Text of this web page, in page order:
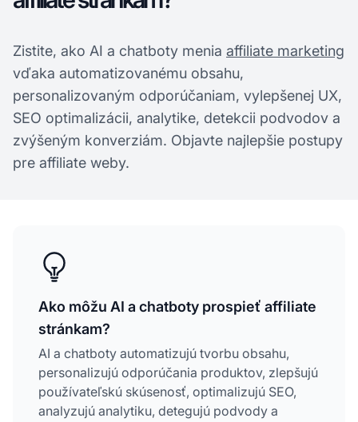
Zistite, ako AI a chatboty menia affiliate marketing
vďaka automatizovanému obsahu,
personalizovaným odporúčaniam, vylepšenej UX,
SEO optimalizácii, analytike, detekcii podvodov a
zvýšeným konverziám. Objavte najlepšie postupy
pre affiliate weby.
Ako môžu AI a chatboty prospieť affiliate
stránkam?
AI a chatboty automatizujú tvorbu obsahu,
personalizujú odporúčania produktov, zlepšujú
používateľskú skúsenosť, optimalizujú SEO,
analyzujú analytiku, detegujú podvody a